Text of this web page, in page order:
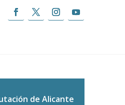
de Alicante impulsa una
Premios de la Juventud
de Alicante